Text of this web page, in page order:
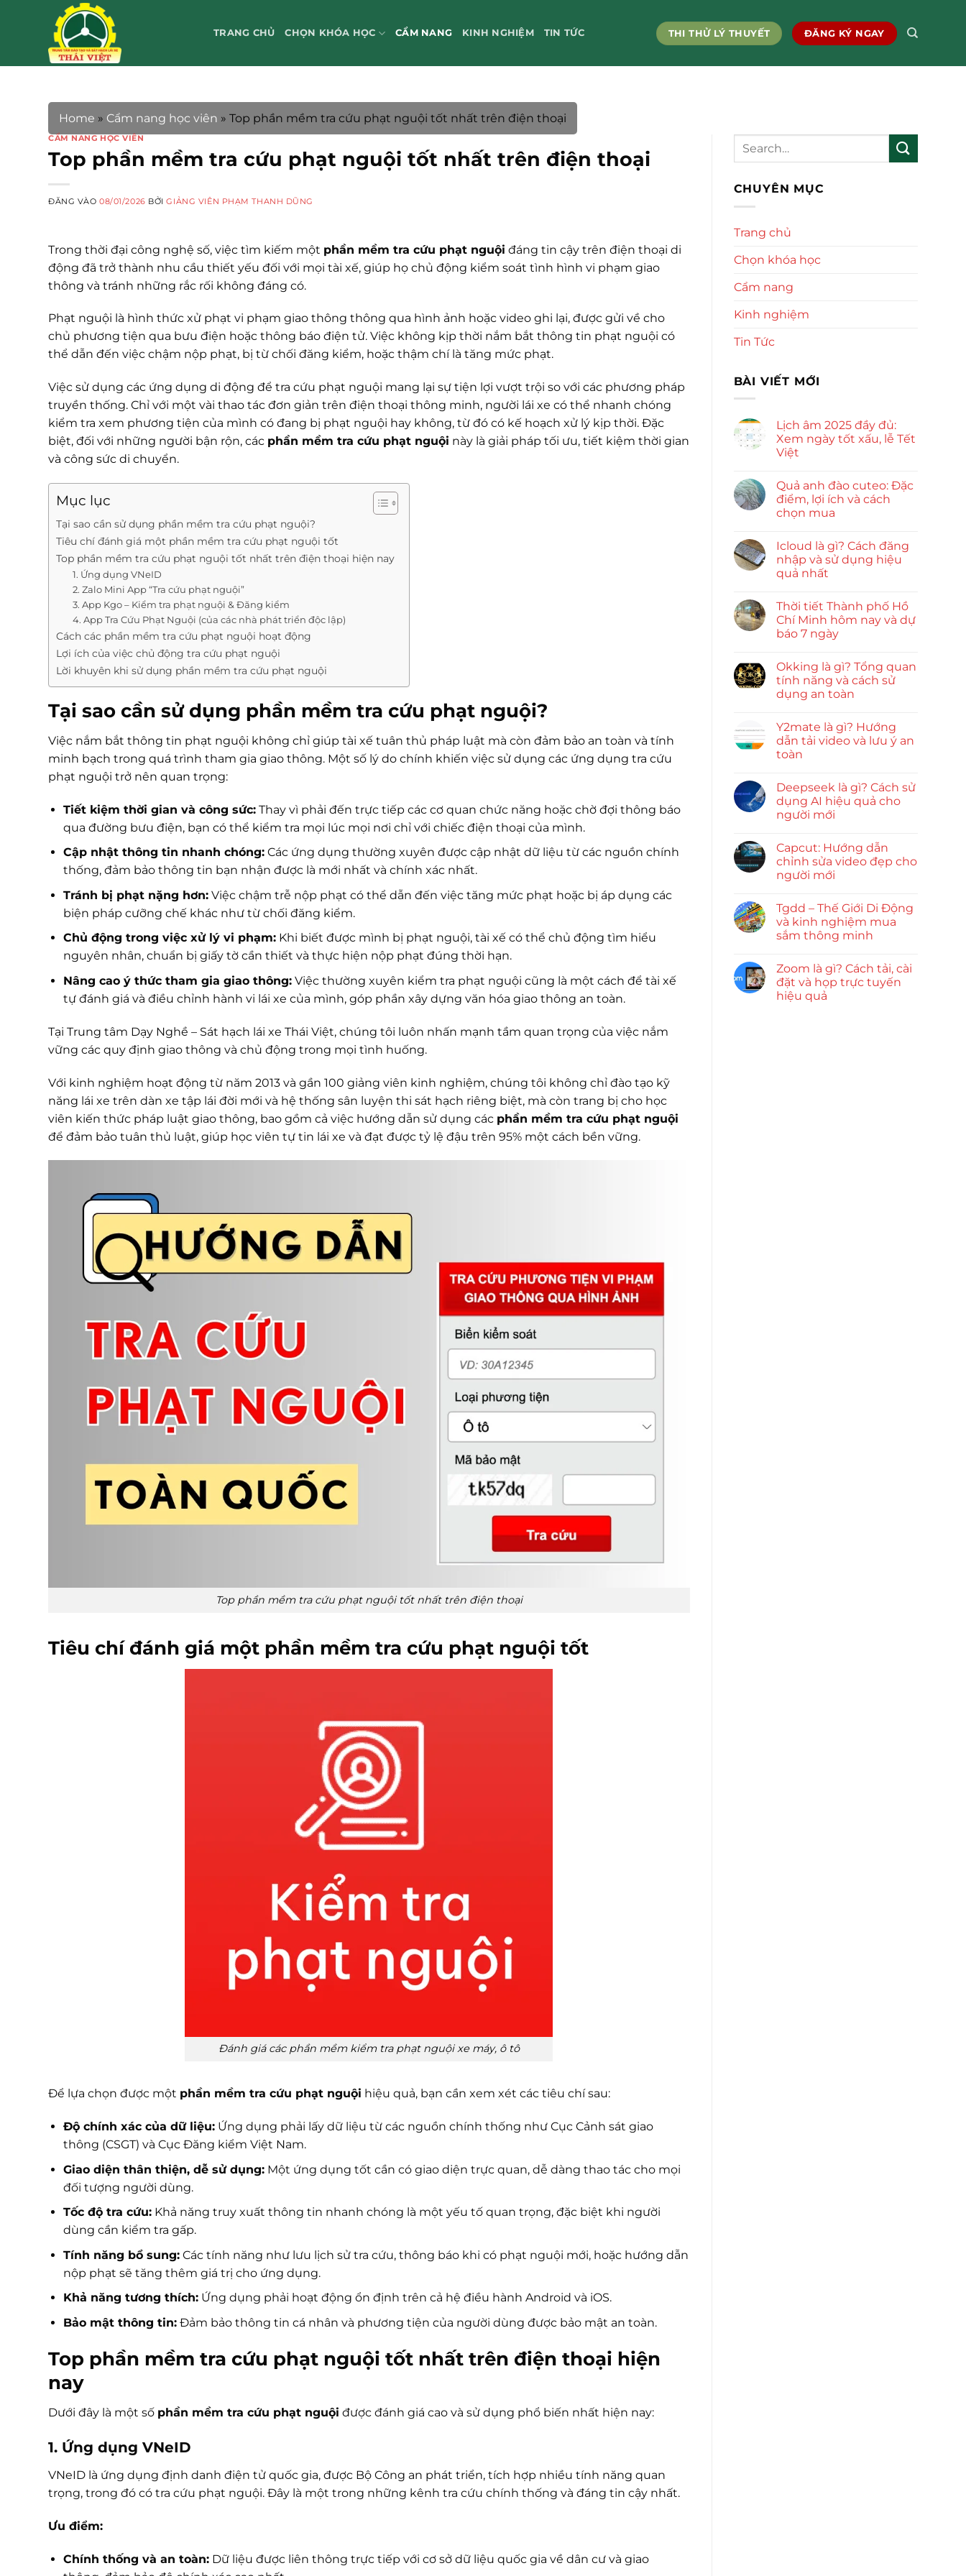
TRANG CHỦ CHỌN KHÓA HỌC CẨM NANG KINH NGHIỆM TIN TỨC THI THỬ LÝ THUYẾT ĐĂNG KÝ NGAY
Home » Cẩm nang học viên » Top phần mềm tra cứu phạt nguội tốt nhất trên điện thoại
CẨM NANG HỌC VIÊN
Top phần mềm tra cứu phạt nguội tốt nhất trên điện thoại
ĐĂNG VÀO08/01/2026 BỞIGIẢNG VIÊN PHẠM THANH DŨNG
Trong thời đại công nghệ số, việc tìm kiếm một phần mềm tra cứu phạt nguội đáng tin cậy trên điện thoại di
động đã trở thành nhu cầu thiết yếu đối với mọi tài xế, giúp họ chủ động kiểm soát tình hình vi phạm giao
thông và tránh những rắc rối không đáng có.
Phạt nguội là hình thức xử phạt vi phạm giao thông thông qua hình ảnh hoặc video ghi lại, được gửi về cho
chủ phương tiện qua bưu điện hoặc thông báo điện tử. Việc không kịp thời nắm bắt thông tin phạt nguội có
thể dẫn đến việc chậm nộp phạt, bị từ chối đăng kiểm, hoặc thậm chí là tăng mức phạt.
Việc sử dụng các ứng dụng di động để tra cứu phạt nguội mang lại sự tiện lợi vượt trội so với các phương pháp
truyền thống. Chỉ với một vài thao tác đơn giản trên điện thoại thông minh, người lái xe có thể nhanh chóng
kiểm tra xem phương tiện của mình có đang bị phạt nguội hay không, từ đó có kế hoạch xử lý kịp thời. Đặc
biệt, đối với những người bận rộn, các phần mềm tra cứu phạt nguội này là giải pháp tối ưu, tiết kiệm thời gian
và công sức di chuyển.
Mục lục
Tại sao cần sử dụng phần mềm tra cứu phạt nguội?
Tiêu chí đánh giá một phần mềm tra cứu phạt nguội tốt
Top phần mềm tra cứu phạt nguội tốt nhất trên điện thoại hiện nay
1. Ứng dụng VNeID
2. Zalo Mini App “Tra cứu phạt nguội”
3. App Kgo – Kiểm tra phạt nguội & Đăng kiểm
4. App Tra Cứu Phạt Nguội (của các nhà phát triển độc lập)
Cách các phần mềm tra cứu phạt nguội hoạt động
Lợi ích của việc chủ động tra cứu phạt nguội
Lời khuyên khi sử dụng phần mềm tra cứu phạt nguội
Tại sao cần sử dụng phần mềm tra cứu phạt nguội?
Việc nắm bắt thông tin phạt nguội không chỉ giúp tài xế tuân thủ pháp luật mà còn đảm bảo an toàn và tính
minh bạch trong quá trình tham gia giao thông. Một số lý do chính khiến việc sử dụng các ứng dụng tra cứu
phạt nguội trở nên quan trọng:
Tiết kiệm thời gian và công sức:Thay vì phải đến trực tiếp các cơ quan chức năng hoặc chờ đợi thông báo
qua đường bưu điện, bạn có thể kiểm tra mọi lúc mọi nơi chỉ với chiếc điện thoại của mình.
Cập nhật thông tin nhanh chóng:Các ứng dụng thường xuyên được cập nhật dữ liệu từ các nguồn chính
thống, đảm bảo thông tin bạn nhận được là mới nhất và chính xác nhất.
Tránh bị phạt nặng hơn:Việc chậm trễ nộp phạt có thể dẫn đến việc tăng mức phạt hoặc bị áp dụng các
biện pháp cưỡng chế khác như từ chối đăng kiểm.
Chủ động trong việc xử lý vi phạm:Khi biết được mình bị phạt nguội, tài xế có thể chủ động tìm hiểu
nguyên nhân, chuẩn bị giấy tờ cần thiết và thực hiện nộp phạt đúng thời hạn.
Nâng cao ý thức tham gia giao thông:Việc thường xuyên kiểm tra phạt nguội cũng là một cách để tài xế
tự đánh giá và điều chỉnh hành vi lái xe của mình, góp phần xây dựng văn hóa giao thông an toàn.
Tại Trung tâm Dạy Nghề – Sát hạch lái xe Thái Việt, chúng tôi luôn nhấn mạnh tầm quan trọng của việc nắm
vững các quy định giao thông và chủ động trong mọi tình huống.
Với kinh nghiệm hoạt động từ năm 2013 và gần 100 giảng viên kinh nghiệm, chúng tôi không chỉ đào tạo kỹ
năng lái xe trên dàn xe tập lái đời mới và hệ thống sân luyện thi sát hạch riêng biệt, mà còn trang bị cho học
viên kiến thức pháp luật giao thông, bao gồm cả việc hướng dẫn sử dụng các phần mềm tra cứu phạt nguội
để đảm bảo tuân thủ luật, giúp học viên tự tin lái xe và đạt được tỷ lệ đậu trên 95% một cách bền vững.
Top phần mềm tra cứu phạt nguội tốt nhất trên điện thoại
Tiêu chí đánh giá một phần mềm tra cứu phạt nguội tốt
Đánh giá các phần mềm kiểm tra phạt nguội xe máy, ô tô
Để lựa chọn được một phần mềm tra cứu phạt nguội hiệu quả, bạn cần xem xét các tiêu chí sau:
Độ chính xác của dữ liệu:Ứng dụng phải lấy dữ liệu từ các nguồn chính thống như Cục Cảnh sát giao
thông (CSGT) và Cục Đăng kiểm Việt Nam.
Giao diện thân thiện, dễ sử dụng:Một ứng dụng tốt cần có giao diện trực quan, dễ dàng thao tác cho mọi
đối tượng người dùng.
Tốc độ tra cứu:Khả năng truy xuất thông tin nhanh chóng là một yếu tố quan trọng, đặc biệt khi người
dùng cần kiểm tra gấp.
Tính năng bổ sung:Các tính năng như lưu lịch sử tra cứu, thông báo khi có phạt nguội mới, hoặc hướng dẫn
nộp phạt sẽ tăng thêm giá trị cho ứng dụng.
Khả năng tương thích:Ứng dụng phải hoạt động ổn định trên cả hệ điều hành Android và iOS.
Bảo mật thông tin:Đảm bảo thông tin cá nhân và phương tiện của người dùng được bảo mật an toàn.
Top phần mềm tra cứu phạt nguội tốt nhất trên điện thoại hiện
nay
Dưới đây là một số phần mềm tra cứu phạt nguội được đánh giá cao và sử dụng phổ biến nhất hiện nay:
1. Ứng dụng VNeID
VNeID là ứng dụng định danh điện tử quốc gia, được Bộ Công an phát triển, tích hợp nhiều tính năng quan
trọng, trong đó có tra cứu phạt nguội. Đây là một trong những kênh tra cứu chính thống và đáng tin cậy nhất.
Ưu điểm:
Chính thống và an toàn:Dữ liệu được liên thông trực tiếp với cơ sở dữ liệu quốc gia về dân cư và giao
CHUYÊN MỤC
Trang chủ
Chọn khóa học
Cẩm nang
Kinh nghiệm
Tin Tức
BÀI VIẾT MỚI
Lịch âm 2025 đầy đủ:
Xem ngày tốt xấu, lễ Tết
Việt
Quả anh đào cuteo: Đặc
điểm, lợi ích và cách
chọn mua
Icloud là gì? Cách đăng
nhập và sử dụng hiệu
quả nhất
Thời tiết Thành phố Hồ
Chí Minh hôm nay và dự
báo 7 ngày
Okking là gì? Tổng quan
tính năng và cách sử
dụng an toàn
Y2mate là gì? Hướng
dẫn tải video và lưu ý an
toàn
Deepseek là gì? Cách sử
dụng AI hiệu quả cho
người mới
Capcut: Hướng dẫn
chỉnh sửa video đẹp cho
người mới
Tgdd – Thế Giới Di Động
và kinh nghiệm mua
sắm thông minh
Zoom là gì? Cách tải, cài
đặt và họp trực tuyến
hiệu quả